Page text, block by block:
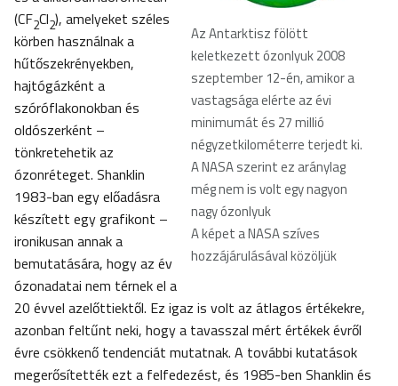
Az Antarktisz fölött
keletkezett ózonlyuk 2008
szeptember 12-én, amikor a
vastagsága elérte az évi
minimumát és 27 millió
négyzetkilométerre terjedt ki.
A NASA szerint ez aránylag
még nem is volt egy nagyon
nagy ózonlyuk
A képet a NASA szíves
hozzájárulásával közöljük
(CF2Cl2), amelyeket széles
körben használnak a
hűtőszekrényekben,
hajtógázként a
szóróflakonokban és
oldószerként –
tönkretehetik az
ózonréteget. Shanklin
1983-ban egy előadásra
készített egy grafikont –
ironikusan annak a
bemutatására, hogy az év
ózonadatai nem térnek el a
20 évvel azelőttiektől. Ez igaz is volt az átlagos értékekre,
azonban feltűnt neki, hogy a tavasszal mért értékek évről
évre csökkenő tendenciát mutatnak. A további kutatások
megerősítették ezt a felfedezést, és 1985-ben Shanklin és